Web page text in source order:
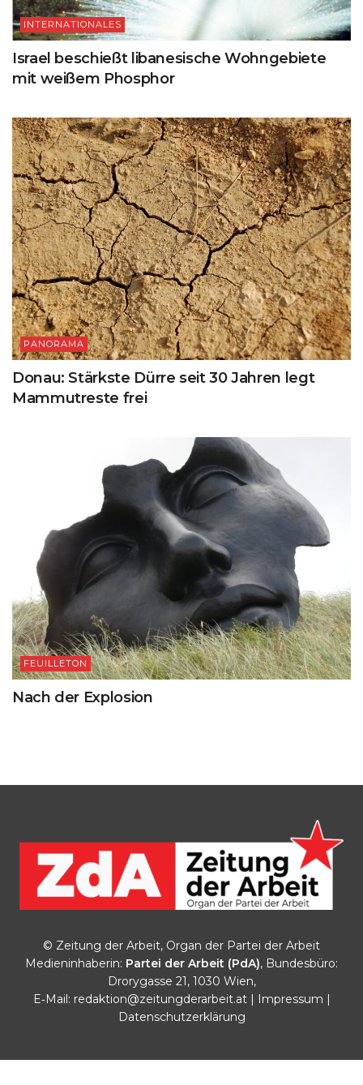
INTERNATIONALES
Israel beschießt libanesische Wohngebiete
mit weißem Phosphor
PANORAMA
Donau: Stärkste Dürre seit 30 Jahren legt
Mammutreste frei
FEUILLETON
Nach der Explosion
© Zeitung der Arbeit, Organ der Partei der Arbeit
Medieninhaberin: Partei der Arbeit (PdA), Bundesbüro:
Drorygasse 21, 1030 Wien,
E‑Mail: redaktion@zeitungderarbeit.at| Impressum |
Datenschutzerklärung